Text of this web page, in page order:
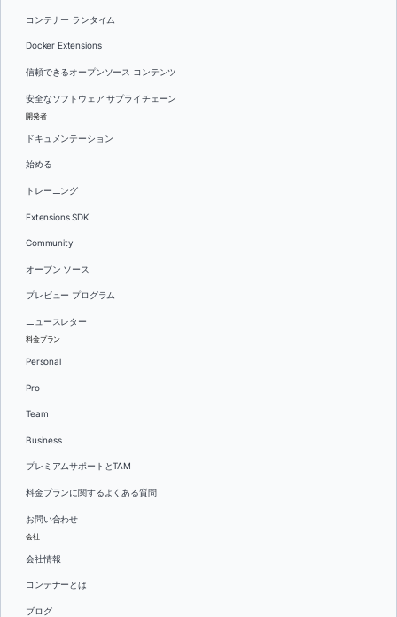
コンテナー ランタイム
Docker Extensions
信頼できるオープンソース コンテンツ
安全なソフトウェア サプライチェーン
開発者
ドキュメンテーション
始める
トレーニング
Extensions SDK
Community
オープン ソース
プレビュー プログラム
ニュースレター
料金プラン
Personal
Pro
Team
Business
プレミアムサポートとTAM
料金プランに関するよくある質問
お問い合わせ
会社
会社情報
コンテナーとは
ブログ